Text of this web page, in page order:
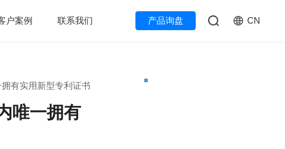
户案例 联系我们 产品询盘 CN
有实用新型专利证书